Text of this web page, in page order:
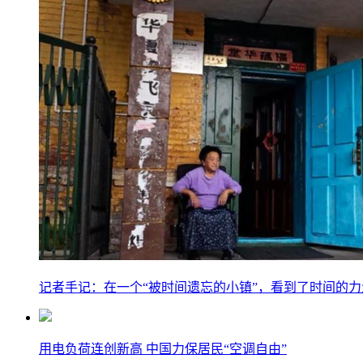
记者手记：在一个“被时间遗忘的小镇”，看到了时间的
用电负荷连创新高 中国力保居民“空调自由”